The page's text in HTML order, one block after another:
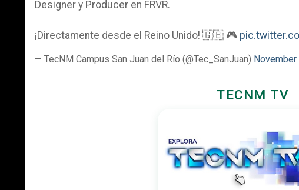
Designer y Producer en FRVR.
¡Directamente desde el Reino Unido! 🇬🇧 🎮
— TecNM Campus San Juan del Río (@Tec_SanJuan)
TECNM TV